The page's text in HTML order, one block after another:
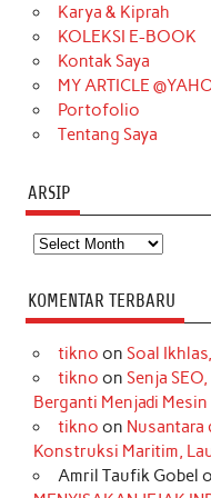
k
a
m
Karya & Kiprah
KOLEKSI E-BOOK
Kontak Saya
MY ARTICLE
Portofolio
Tentang Saya
ARSIP
Arsip
KOMENTAR TERBARU
tikno on Soal
tikno on Senja
Berganti Menjadi Mesin
tikno on Nusantara
Konstruksi Maritim,
Amril Taufik Gobel